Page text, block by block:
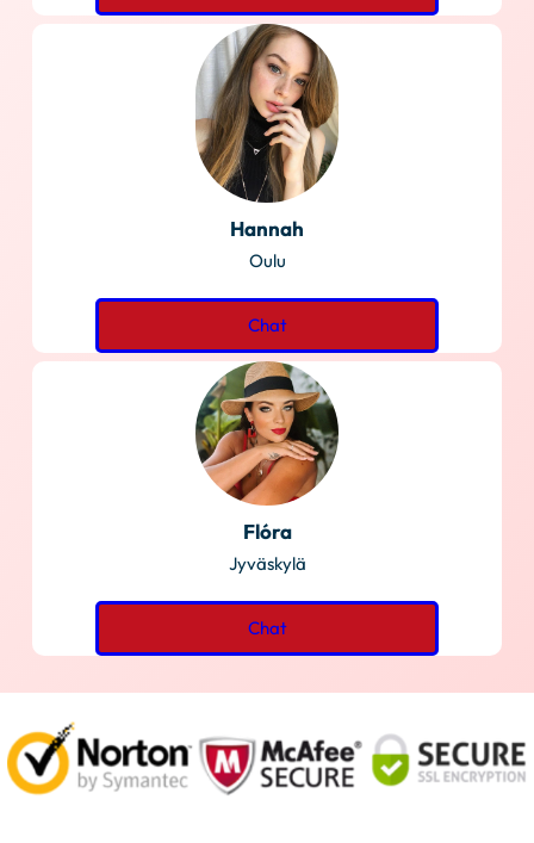
Hannah
Oulu
Chat
Flóra
Jyväskylä
Chat